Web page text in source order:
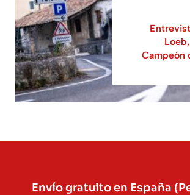
Campeón
Envío gratuito en España